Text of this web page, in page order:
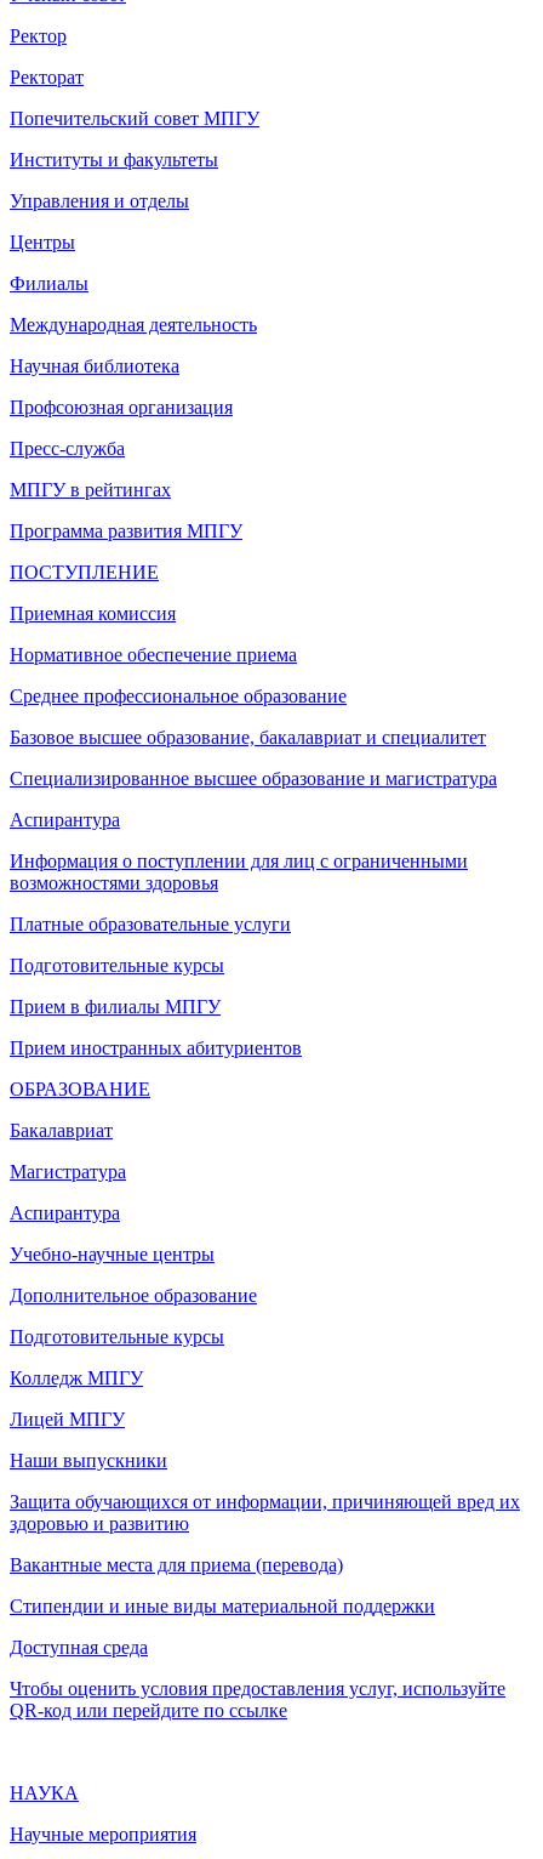
Ректор
Ректорат
Попечительский совет МПГУ
Институты и факультеты
Управления и отделы
Центры
Филиалы
Международная деятельность
Научная библиотека
Профсоюзная организация
Пресс-служба
МПГУ в рейтингах
Программа развития МПГУ
ПОСТУПЛЕНИЕ
Приемная комиссия
Нормативное обеспечение приема
Среднее профессиональное образование
Базовое высшее образование, бакалавриат и специалитет
Специализированное высшее образование и магистратура
Аспирантура
Информация о поступлении для лиц с ограниченными
возможностями здоровья
Платные образовательные услуги
Подготовительные курсы
Прием в филиалы МПГУ
Прием иностранных абитуриентов
ОБРАЗОВАНИЕ
Бакалавриат
Магистратура
Аспирантура
Учебно-научные центры
Дополнительное образование
Подготовительные курсы
Колледж МПГУ
Лицей МПГУ
Наши выпускники
Защита обучающихся от информации, причиняющей вред их
здоровью и развитию
Вакантные места для приема (перевода)
Стипендии и иные виды материальной поддержки
Доступная среда
Чтобы оценить условия предоставления услуг, используйте
QR-код или перейдите по ссылке
НАУКА
Научные мероприятия